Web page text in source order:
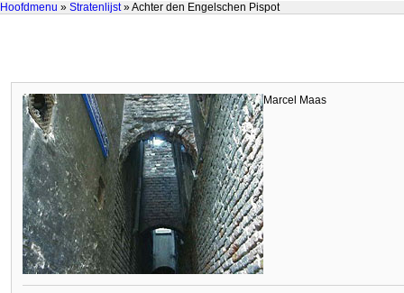
Hoofdmenu » Stratenlijst» Achter den Engelschen Pispot
Marcel Maas